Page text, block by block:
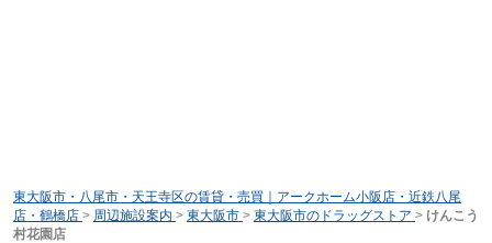
東大阪市・八尾市・天王寺区の賃貸・売買｜アークホーム小阪店・近鉄八尾
店・鶴橋店 > 周辺施設案内 > 東大阪市 > 東大阪市のドラッグストア > けんこう
村花園店